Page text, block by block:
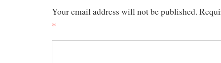
Your email address will not be published.
*